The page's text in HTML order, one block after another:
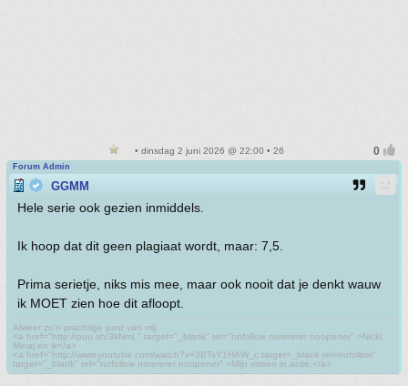
• dinsdag 2 juni 2026 @ 22:00 • 26
Forum Admin
GGMM
Hele serie ook gezien inmiddels.
Ik hoop dat dit geen plagiaat wordt, maar: 7,5.
Prima serietje, niks mis mee, maar ook nooit dat je denkt wauw
ik MOET zien hoe dit afloopt.
Alweer zo'n prachtige post van mij.
<a href="http://puu.sh/3kNmL" target="_blank" rel="nofollow norererer noopener" >Nicki
Minaj en ik</a>
<a href="http://www.youtube.com/watch?v=3BTsY1HAW_c target=_blank rel=nofollow"
target="_blank" rel="nofollow norererer noopener" >Mijn vissen in actie.</a>